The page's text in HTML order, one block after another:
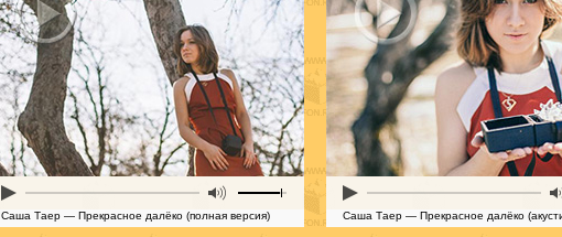
Саша Таер — Прекрасное далёко (полная версия) Саша Таер — Прекрасное далёко